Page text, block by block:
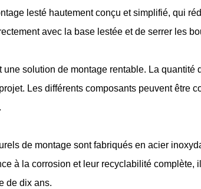
lesté hautement conçu et simplifié, qui
avec la base lestée et de serrer les
une solution de montage rentable. La
Les différents composants peuvent être
de montage sont fabriqués en acier
à la corrosion et leur recyclabilité complète,
de dix ans.